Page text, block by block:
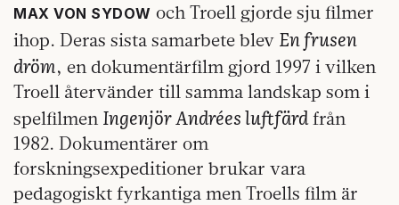
MAX VON SYDOW och Troell gjorde sju filmer
ihop. Deras sista samarbete blev En frusen
dröm, en dokumentärfilm gjord 1997 i vilken
Troell återvänder till samma landskap som i
spelfilmen Ingenjör Andrées luftfärdfrån
1982. Dokumentärer om
forskningsexpeditioner brukar vara
pedagogiskt fyrkantiga men Troells film är